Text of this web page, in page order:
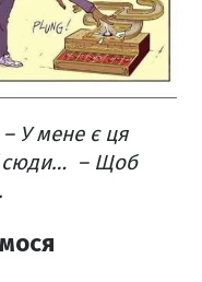
У мене є ця
сюди… – Щоб